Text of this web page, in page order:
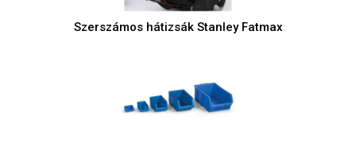
Szerszámos hátizsák Stanley Fatmax